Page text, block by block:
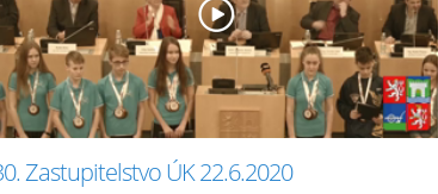
Zastupitelstvo ÚK 22.6.2020